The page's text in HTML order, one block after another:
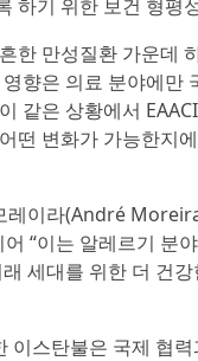
하기 위한 보건 형평
한 만성질환 가운데
향은 의료 분야에만
같은 상황에서
떤 변화가 가능한지
레이라(André
“이는 알레르기 분
세대를 위한 더 건
이스탄불은 국제 협